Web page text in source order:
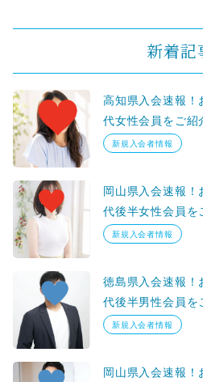
新着記
高知県入会速報
代女性会員をご紹
新規入会者情報
岡山県入会速報
代後半女性会員を
新規入会者情報
徳島県入会速報
代後半男性会員を
新規入会者情報
岡山県入会速報